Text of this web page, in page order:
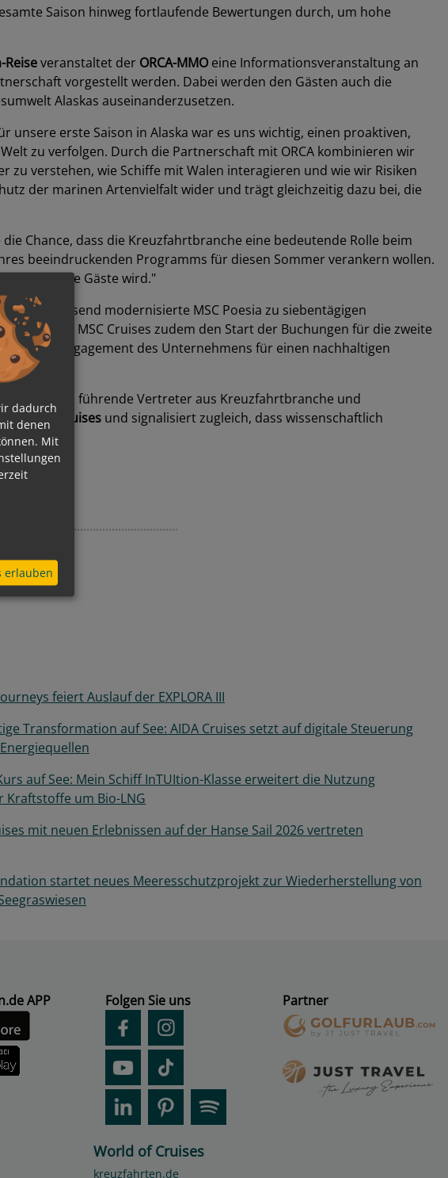
Saison hinweg fortlaufende Bewertungen durch, um hohe
Reiseveranstaltet der ORCA-MMO eine Informationsveranstaltung an
vorgestellt werden. Dabei werden den Gästen auch die
Alaskas auseinanderzusetzen.
unsere erste Saison in Alaska war es uns wichtig, einen proaktiven,
zu verfolgen. Durch die Partnerschaft mit ORCA kombinieren wir
verstehen, wie Schiffe mit Walen interagieren und wie wir Risiken
der marinen Artenvielfalt wider und trägt gleichzeitig dazu bei, die
Chance, dass die Kreuzfahrtbranche eine bedeutende Rolle beim
beeindruckenden Programms für diesen Sommer verankern wollen.
für ihre Gäste wird."
die umfassend modernisierte MSC Poesia zu siebentägigen
hat MSC Cruises zudem den Start der Buchungen für die zweite
Engagement des Unternehmens für einen nachhaltigen
wo sich führende Vertreter aus Kreuzfahrtbranche und
vonMSC Cruises und signalisiert zugleich, dass wissenschaftlich
feiert Auslauf der EXPLORA III
Transformation auf See: AIDA Cruises setzt auf digitale Steuerung
auf See: Mein Schiff InTUItion-Klasse erweitert die Nutzung
Kraftstoffe um Bio-LNG
mit neuen Erlebnissen auf der Hanse Sail 2026 vertreten
startet neues Meeresschutzprojekt zur Wiederherstellung von
APP Folgen Sie uns Partner
World of Cruises
kreuzfahrten.de
dadurch
denen
Mit
erlauben